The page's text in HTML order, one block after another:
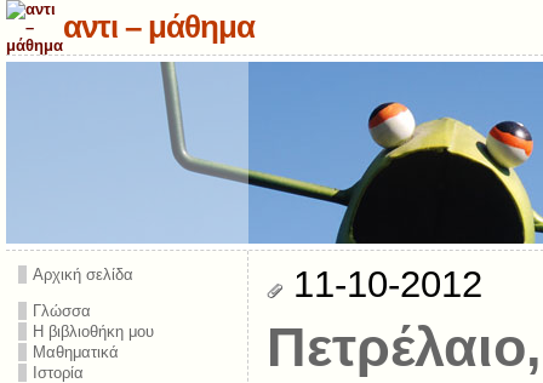
αντι – μάθημα
Αρχική σελίδα
Γλώσσα
Η βιβλιοθήκη μου
Μαθηματικά
Ιστορία
11-10-2012